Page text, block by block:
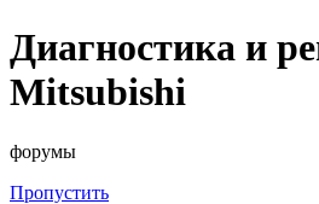
Диагностика и
Mitsubishi
форумы
Пропустить